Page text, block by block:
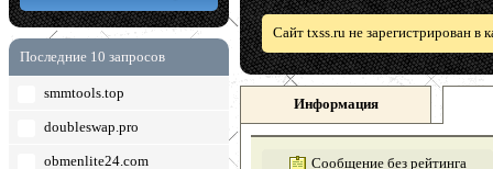
Последние 10 запросов
smmtools.top
doubleswap.pro
obmenlite24.com
Сайт txss.ru не зарегистрирован в
Информация
Сообщение без рейтинга